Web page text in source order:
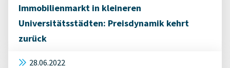
Immobilienmarkt in kleineren
Universitätsstädten: Preisdynamik kehrt
zurück
28.06.2022